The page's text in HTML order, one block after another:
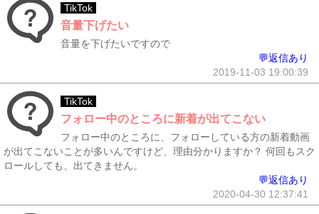
TikTok
音量下げたい
音量を下げたいですので
💬返信あり
2019-11-03 19:00:39
TikTok
フォロー中のところに新着が出てこない
フォロー中のところに、フォローしている方の新着動画
が出てこないことが多いんですけど、理由分かりますか？ 何回もスク
ロールしても、出てきません。
💬返信あり
2020-04-30 12:37:41